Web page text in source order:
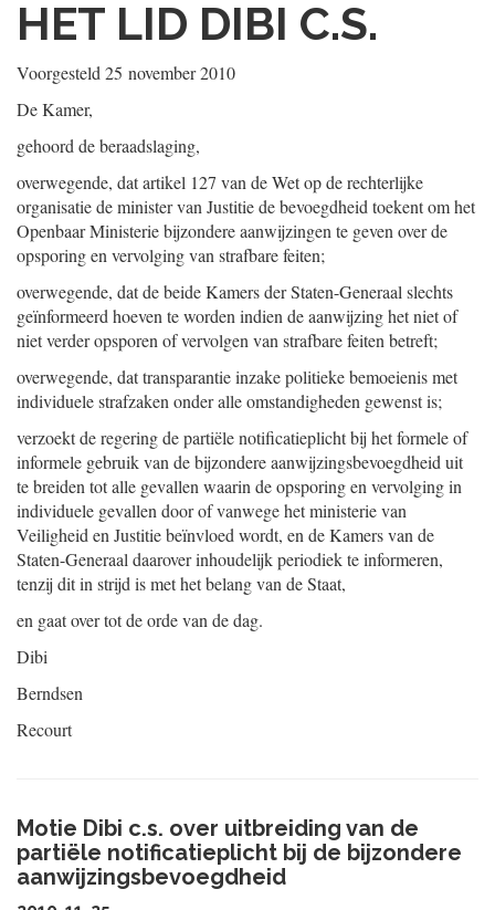
HET LID DIBI C.S.
Voorgesteld 25 november 2010
De Kamer,
gehoord de beraadslaging,
overwegende, dat artikel 127 van de Wet op de rechterlijke
organisatie de minister van Justitie de bevoegdheid toekent om het
Openbaar Ministerie bijzondere aanwijzingen te geven over de
opsporing en vervolging van strafbare feiten;
overwegende, dat de beide Kamers der Staten-Generaal slechts
geïnformeerd hoeven te worden indien de aanwijzing het niet of
niet verder opsporen of vervolgen van strafbare feiten betreft;
overwegende, dat transparantie inzake politieke bemoeienis met
individuele strafzaken onder alle omstandigheden gewenst is;
verzoekt de regering de partiële notificatieplicht bij het formele of
informele gebruik van de bijzondere aanwijzingsbevoegdheid uit
te breiden tot alle gevallen waarin de opsporing en vervolging in
individuele gevallen door of vanwege het ministerie van
Veiligheid en Justitie beïnvloed wordt, en de Kamers van de
Staten-Generaal daarover inhoudelijk periodiek te informeren,
tenzij dit in strijd is met het belang van de Staat,
en gaat over tot de orde van de dag.
Dibi
Berndsen
Recourt
Motie Dibi c.s. over uitbreiding van de
partiële notificatieplicht bij de bijzondere
aanwijzingsbevoegdheid